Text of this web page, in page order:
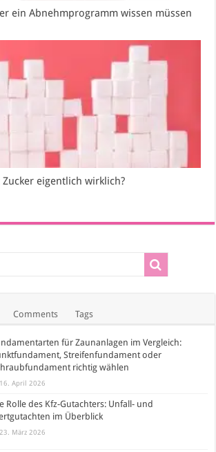
ein Abnehmprogramm wissen müssen
eigentlich wirklich?
Comments Tags
für Zaunanlagen im Vergleich:
Streifenfundament oder
richtig wählen
16. April 2026
Rolle des Kfz-Gutachters: Unfall- und
im Überblick
23. März 2026